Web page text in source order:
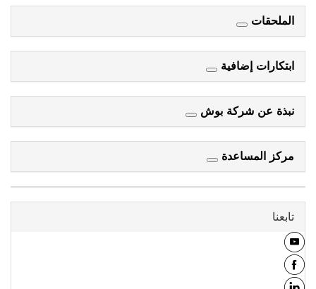
الملحقات
ابتكارات إضافية
نبذة عن شركة بوش
مركز المساعدة
تابعنا